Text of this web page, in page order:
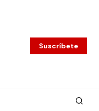
Suscríbete